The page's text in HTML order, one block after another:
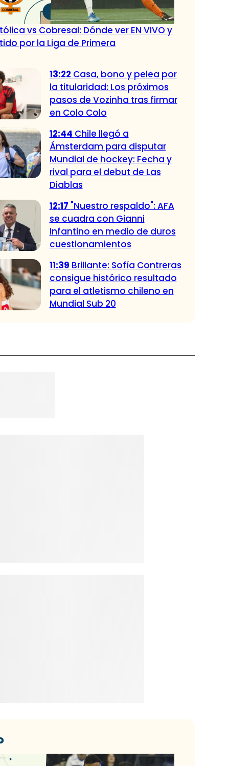
vs Cobresal: Dónde ver EN VIVO y
por la Liga de Primera
13:22 Casa, bono y pelea por
la titularidad: Los próximos
pasos de Vozinha tras firmar
en Colo Colo
12:44 Chile llegó a
Ámsterdam para disputar
Mundial de hockey: Fecha y
rival para el debut de Las
Diablas
12:17 "Nuestro respaldo": AFA
se cuadra con Gianni
Infantino en medio de duros
cuestionamientos
11:39 Brillante: Sofía Contreras
consigue histórico resultado
para el atletismo chileno en
Mundial Sub 20